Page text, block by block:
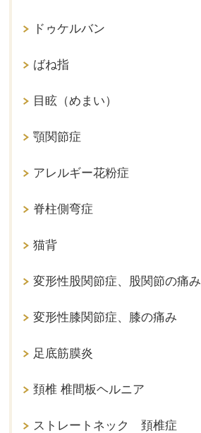
ドゥケルバン
ばね指
目眩（めまい）
顎関節症
アレルギー花粉症
脊柱側弯症
猫背
変形性股関節症、股関節の痛み
変形性膝関節症、膝の痛み
足底筋膜炎
頚椎 椎間板ヘルニア
ストレートネック 頚椎症